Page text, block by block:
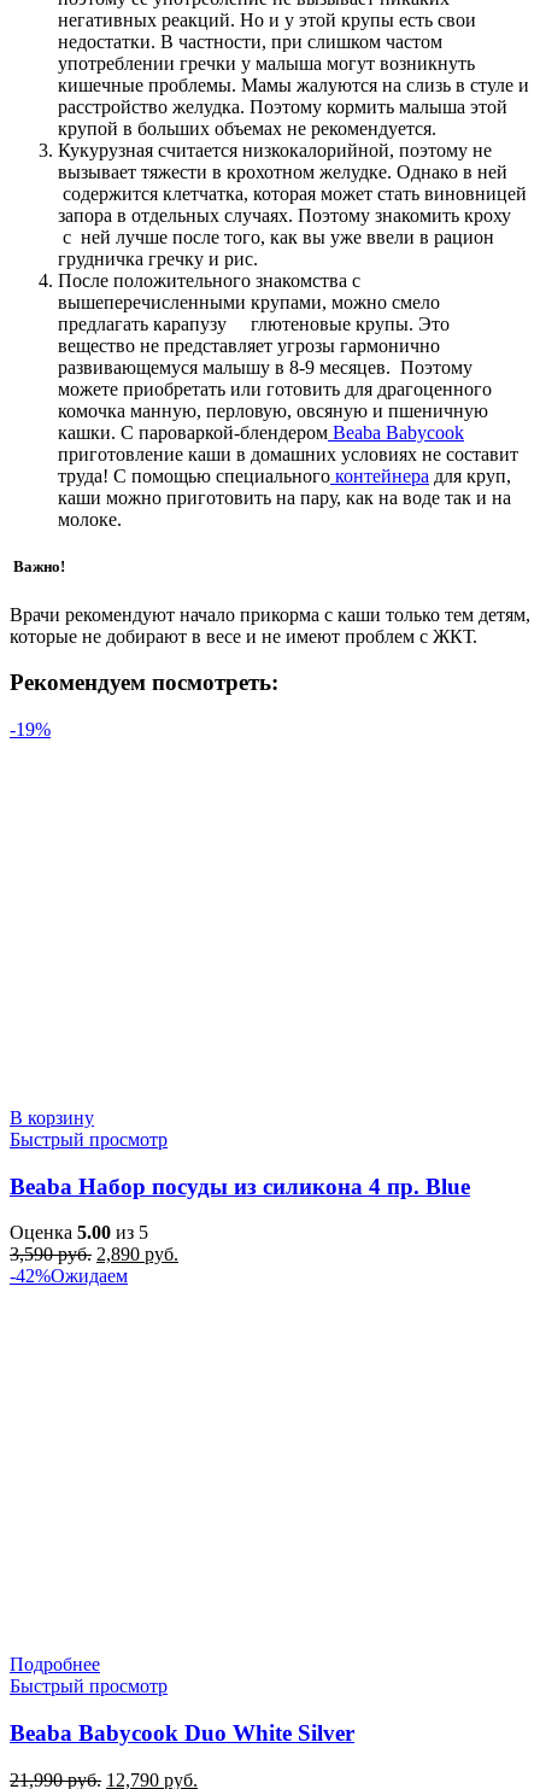
негативных реакций. Но и у этой крупы есть свои
недостатки. В частности, при слишком частом
употреблении гречки у малыша могут возникнуть
кишечные проблемы. Мамы жалуются на слизь в стуле и
расстройство желудка. Поэтому кормить малыша этой
крупой в больших объемах не рекомендуется.
Кукурузная считается низкокалорийной, поэтому не
вызывает тяжести в крохотном желудке. Однако в ней
содержится клетчатка, которая может стать виновницей
запора в отдельных случаях. Поэтому знакомить кроху
с ней лучше после того, как вы уже ввели в рацион
грудничка гречку и рис.
После положительного знакомства с
вышеперечисленными крупами, можно смело
предлагать карапузу глютеновые крупы. Это
вещество не представляет угрозы гармонично
развивающемуся малышу в 8-9 месяцев. Поэтому
можете приобретать или готовить для драгоценного
комочка манную, перловую, овсяную и пшеничную
кашки. С пароваркой-блендером Beaba Babycook
приготовление каши в домашних условиях не составит
труда! С помощью специального контейнера для круп,
каши можно приготовить на пару, как на воде так и на
молоке.
Важно!
Врачи рекомендуют начало прикорма с каши только тем детям,
которые не добирают в весе и не имеют проблем с ЖКТ.
Рекомендуем посмотреть:
-19%
В корзину
Быстрый просмотр
Beaba Набор посуды из силикона 4 пр. Blue
Оценка 5.00 из 5
3,590руб. Первоначальная
цена
2,890 руб.
-42%Ожидаем
Подробнее
Быстрый просмотр
Beaba Babycook Duo White Silver
21,990руб. Первоначальная
12,790 руб.